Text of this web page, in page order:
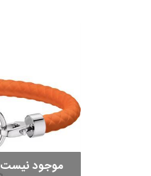
موجود نیست